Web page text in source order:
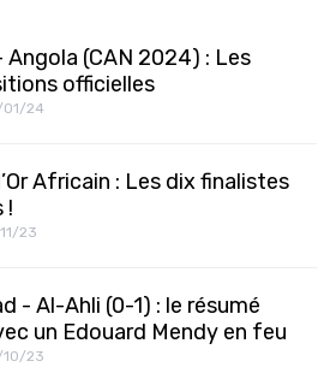
Angola (CAN 2024) : Les
officielles
01/24
Africain : Les dix finalistes
!
23
- Al-Ahli (0-1) : le résumé
un Edouard Mendy en feu
10/23